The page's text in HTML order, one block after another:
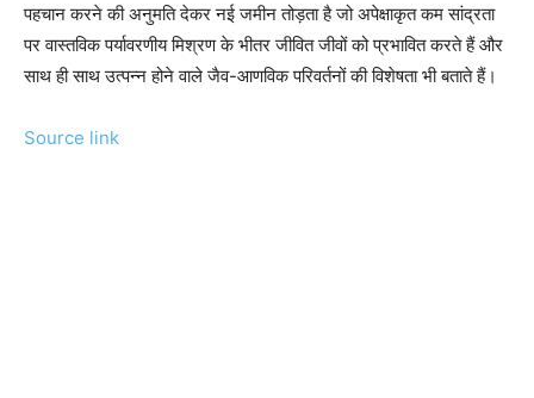
पहचान करने की अनुमति देकर नई जमीन तोड़ता है जो अपेक्षाकृत कम सांद्रता
पर वास्तविक पर्यावरणीय मिश्रण के भीतर जीवित जीवों को प्रभावित करते हैं और
साथ ही साथ उत्पन्न होने वाले जैव-आणविक परिवर्तनों की विशेषता भी बताते हैं।
Source link